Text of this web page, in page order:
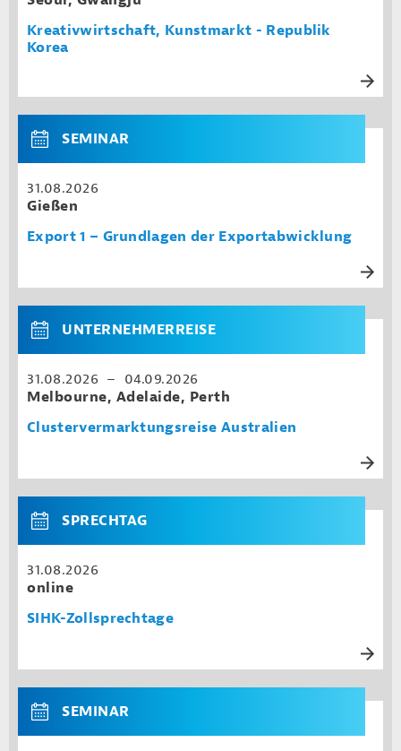
Kreativwirtschaft, Kunstmarkt - Republik
Korea
SEMINAR
31.08.2026
Gießen
Export 1 – Grundlagen der Exportabwicklung
UNTERNEHMERREISE
31.08.2026 – 04.09.2026
Melbourne, Adelaide, Perth
Clustervermarktungsreise Australien
SPRECHTAG
31.08.2026
online
SIHK-Zollsprechtage
SEMINAR